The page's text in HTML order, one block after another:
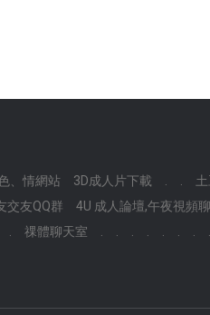
、情網站 3D成人片下載
交友QQ群
4U 成人論壇,午夜視頻
祼體聊天室